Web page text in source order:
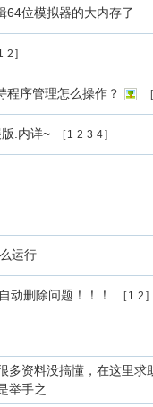
64位模拟器的大内存了
2 ]
程序管理怎么操作？ [
.内详~ [ 1 2 3 4]
运行
动删除问题！！！ [ 1 2 ]
多资料没搞懂，在这里
举手之